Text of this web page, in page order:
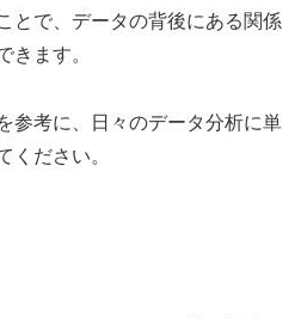
とで、データの背後にある関係
きます。
参考に、日々のデータ分析に単
ください。